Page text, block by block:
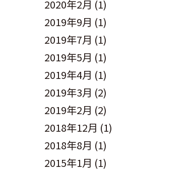
2020年2月 (1)
2019年9月 (1)
2019年7月 (1)
2019年5月 (1)
2019年4月 (1)
2019年3月 (2)
2019年2月 (2)
2018年12月 (1)
2018年8月 (1)
2015年1月 (1)